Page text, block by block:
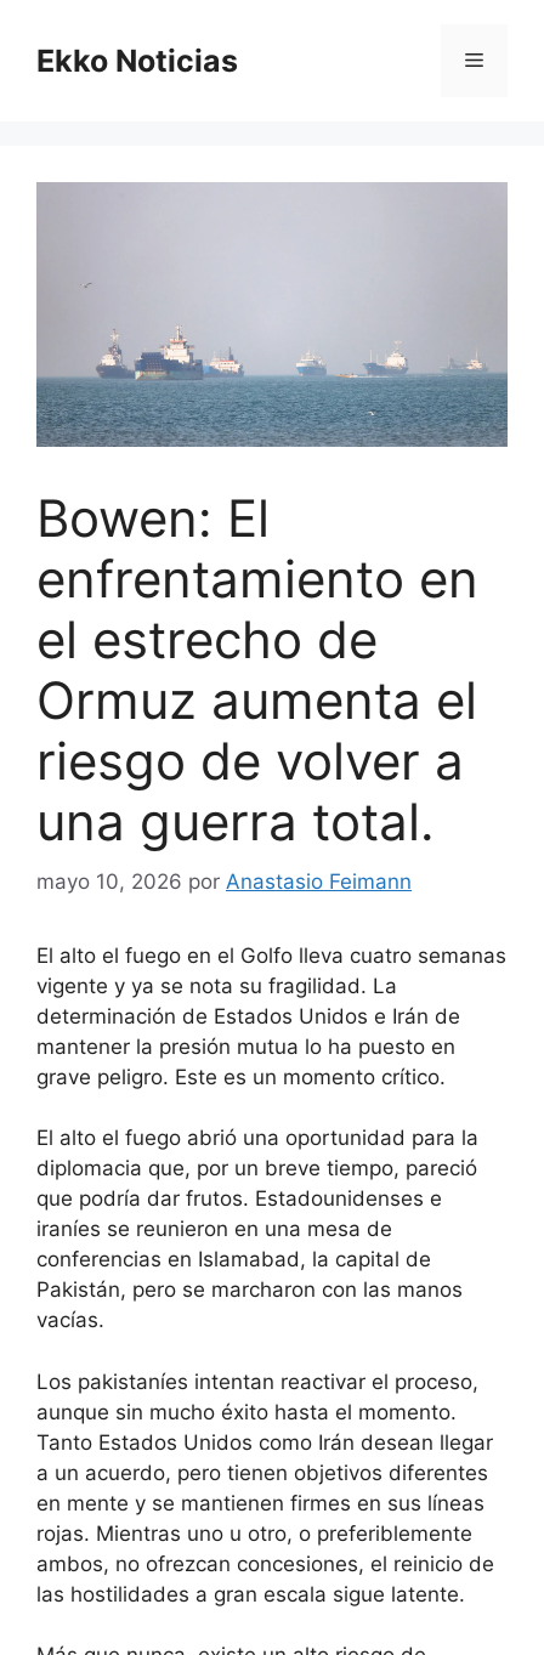
contenido
Ekko Noticias Menú
Bowen: El
enfrentamiento en
el estrecho de
Ormuz aumenta el
riesgo de volver a
una guerra total.
mayo 10, 2026 por Anastasio Feimann
El alto el fuego en el Golfo lleva cuatro semanas
vigente y ya se nota su fragilidad. La
determinación de Estados Unidos e Irán de
mantener la presión mutua lo ha puesto en
grave peligro. Este es un momento crítico.
El alto el fuego abrió una oportunidad para la
diplomacia que, por un breve tiempo, pareció
que podría dar frutos. Estadounidenses e
iraníes se reunieron en una mesa de
conferencias en Islamabad, la capital de
Pakistán, pero se marcharon con las manos
vacías.
Los pakistaníes intentan reactivar el proceso,
aunque sin mucho éxito hasta el momento.
Tanto Estados Unidos como Irán desean llegar
a un acuerdo, pero tienen objetivos diferentes
en mente y se mantienen firmes en sus líneas
rojas. Mientras uno u otro, o preferiblemente
ambos, no ofrezcan concesiones, el reinicio de
las hostilidades a gran escala sigue latente.